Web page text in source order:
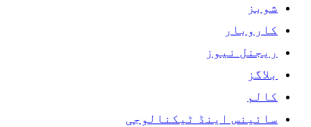
شوبز
کاروبار
ریجنل نیوز
بلاگز
کالم
سائینس اینڈ ٹیکنالوجی